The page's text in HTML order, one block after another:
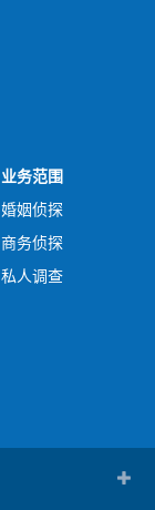
业务范围
婚姻侦探
商务侦探
私人调查